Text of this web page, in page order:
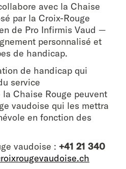
avec la Chaise
par la Croix-Rouge
de Pro Infirmis Vaud —
personnalisé et
de handicap.
de handicap qui
service
Chaise Rouge peuvent
vaudoise qui les mettra
en fonction des
vaudoise : +41 21 340